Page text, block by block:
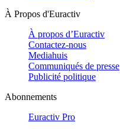
À Propos d'Euractiv
À propos d’Euractiv
Contactez-nous
Mediahuis
Communiqués de presse
Publicité politique
Abonnements
Euractiv Pro